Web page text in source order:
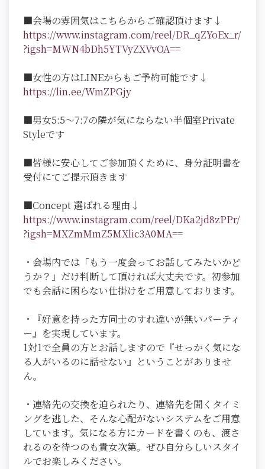
■会場の雰囲気はこちらからご確認頂けます↓
https://www.instagram.com/reel/DR_qZYoEx_r/
?igsh=MWN4bDh5YTVyZXVvOA==
■女性の方はLINEからもご予約可能です↓
https://lin.ee/WmZPGjy
■男女5:5～7:7の隣が気にならない半個室Private
Styleです
■皆様に安心してご参加頂くために、身分証明書を
受付にてご提示頂きます
■Concept 選ばれる理由↓
https://www.instagram.com/reel/DKa2jd8zPPr/
?igsh=MXZmMmZ5MXlic3A0MA==
・会場内では「もう一度会ってお話してみたいかど
うか？」だけ判断して頂ければ大丈夫です。初参加
でも会話に困らない仕掛けをご用意しております。
・『好意を持った方同士のすれ違いが無いパーティ
ー』を実現しています。
1対1で全員の方とお話しますので『せっかく気にな
る人がいるのに話せない』ということがありませ
ん。
・連絡先の交換を迫られたり、連絡先を聞くタイミ
ングを逃した、そんな心配がないシステムをご用意
しています。気になる方にカードを書くのも、渡さ
れるのを待つのも貴女次第。ぜひ自分らしいスタイ
ルでお楽しみください。